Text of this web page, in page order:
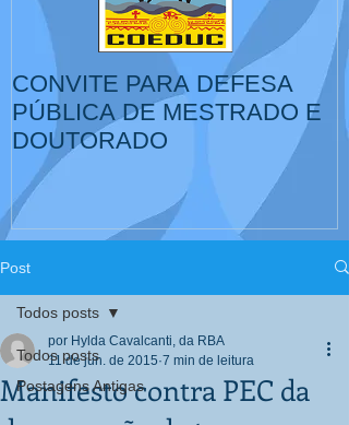
CONVITE PARA DEFESA
PÚBLICA DE MESTRADO E
DOUTORADO
Post
Todos posts
Postagens Antigas
Todos posts
Manifesto contra PEC da
por Hylda Cavalcanti, da RBA
11 de jun. de 2015 7 min de leitura